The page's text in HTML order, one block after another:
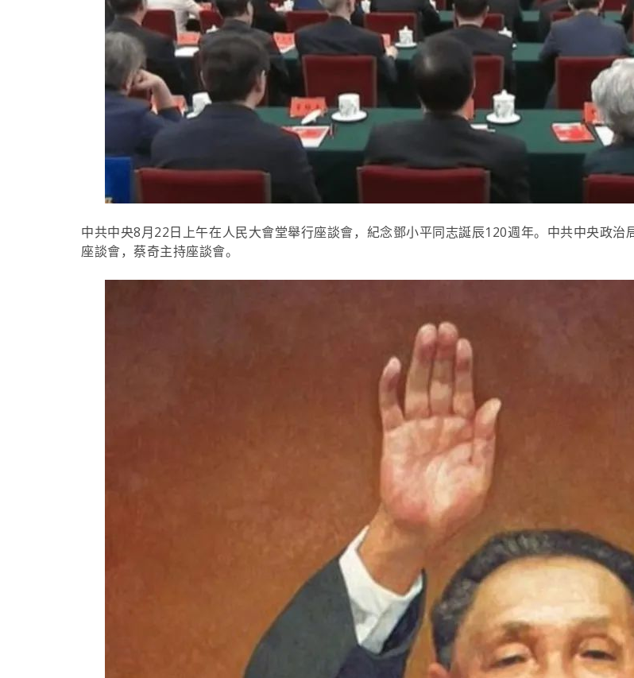
中共中央8月22日上午在人民大會堂舉行座談會，紀念鄧小平同志誕辰120週年。中共中央政
座談會，蔡奇主持座談會。